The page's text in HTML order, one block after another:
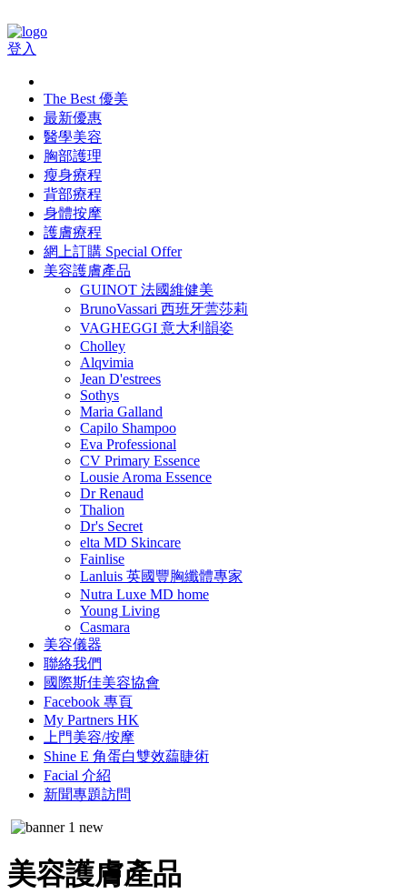
登入
The Best 優美
最新優惠
醫學美容
胸部護理
瘦身療程
背部療程
身體按摩
護膚療程
網上訂購 Special Offer
美容護膚產品
GUINOT 法國維健美
BrunoVassari 西班牙蕓莎莉
VAGHEGGI 意大利韻姿
Cholley
Alqvimia
Jean D'estrees
Sothys
Maria Galland
Capilo Shampoo
Eva Professional
CV Primary Essence
Lousie Aroma Essence
Dr Renaud
Thalion
Dr's Secret
elta MD Skincare
Fainlise
Lanluis 英國豐胸纖體專家
Nutra Luxe MD home
Young Living
Casmara
美容儀器
聯絡我們
國際斯佳美容協會
Facebook 專頁
My Partners HK
上門美容/按摩
Shine E 角蛋白雙效藴睫術
Facial 介紹
新聞專題訪問
美容護膚產品